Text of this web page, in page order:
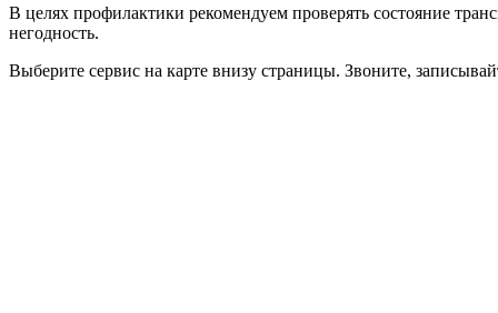
В целях профилактики рекомендуем проверять состояние
негодность.
Выберите сервис на карте внизу страницы. Звоните,